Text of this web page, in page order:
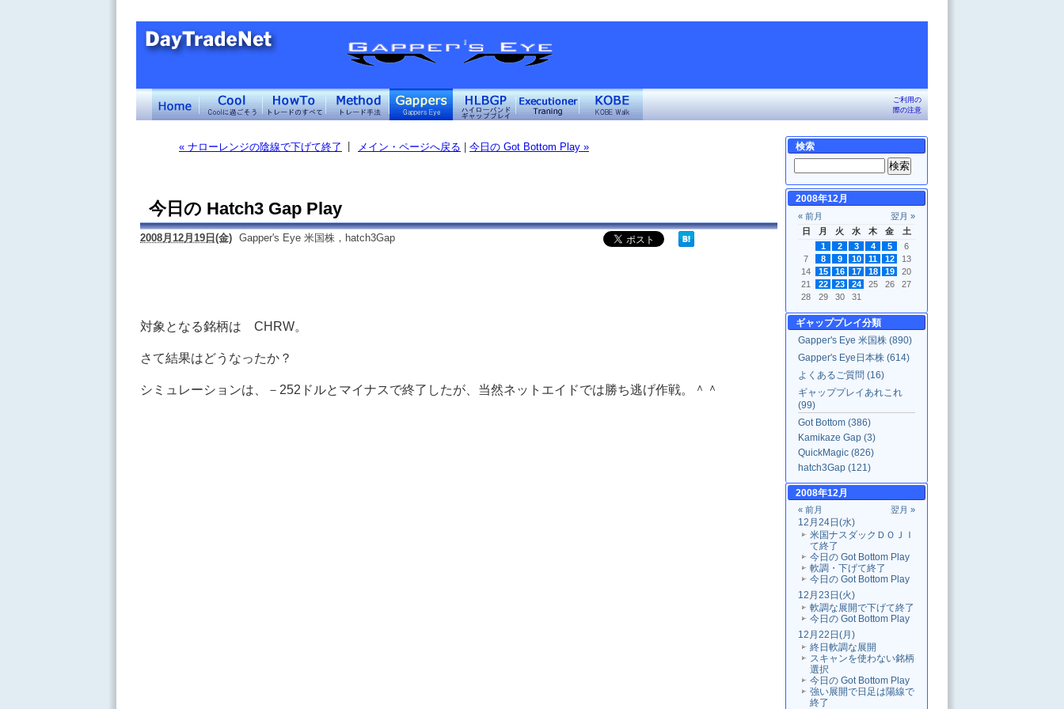
ご利用の
際の注意
« ナローレンジの陰線で下げて終了 メイン・ページへ戻る 今日の Got Bottom Play »
今日の Hatch3 Gap Play
2008月12月19日(金) Gapper's Eye 米国株，hatch3Gap
対象となる銘柄は CHRW。
さて結果はどうなったか？
シミュレーションは、－252ドルとマイナスで終了したが、当然ネットエイドでは勝ち逃げ作戦。＾＾
検索
2008年12月
« 前月
翌月 »
日
月 火 水 木 金
土
1
2 3 4 5
6
7
8 9 10 11 12
13
14
15 16 17 18 19
20
21
22 23 24 25 26
27
28
29 30 31
ギャッププレイ分類
Gapper's Eye 米国株 (890)
Gapper's Eye日本株 (614)
よくあるご質問 (16)
ギャッププレイあれこれ
(99)
Got Bottom (386)
Kamikaze Gap (3)
QuickMagic (826)
hatch3Gap (121)
2008年12月
« 前月 翌月 »
12月24日(水)
米国ナスダックＤＯＪＩ
て終了
今日の Got Bottom Play
軟調・下げて終了
今日の Got Bottom Play
12月23日(火)
軟調な展開で下げて終了
今日の Got Bottom Play
12月22日(月)
終日軟調な展開
スキャンを使わない銘柄
選択
今日の Got Bottom Play
強い展開で日足は陽線で
終了